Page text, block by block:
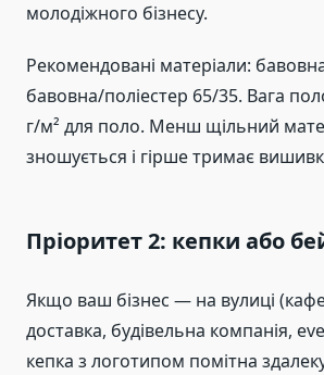
молодіжного бізнесу.
Рекомендовані матеріали:
бавовна/поліестер 65/35. Вага
г/м² для поло. Менш щільний
зношується і гірше тримає
Пріоритет 2: кепки або
Якщо ваш бізнес — на вулиці
доставка, будівельна компанія,
кепка з логотипом помітна